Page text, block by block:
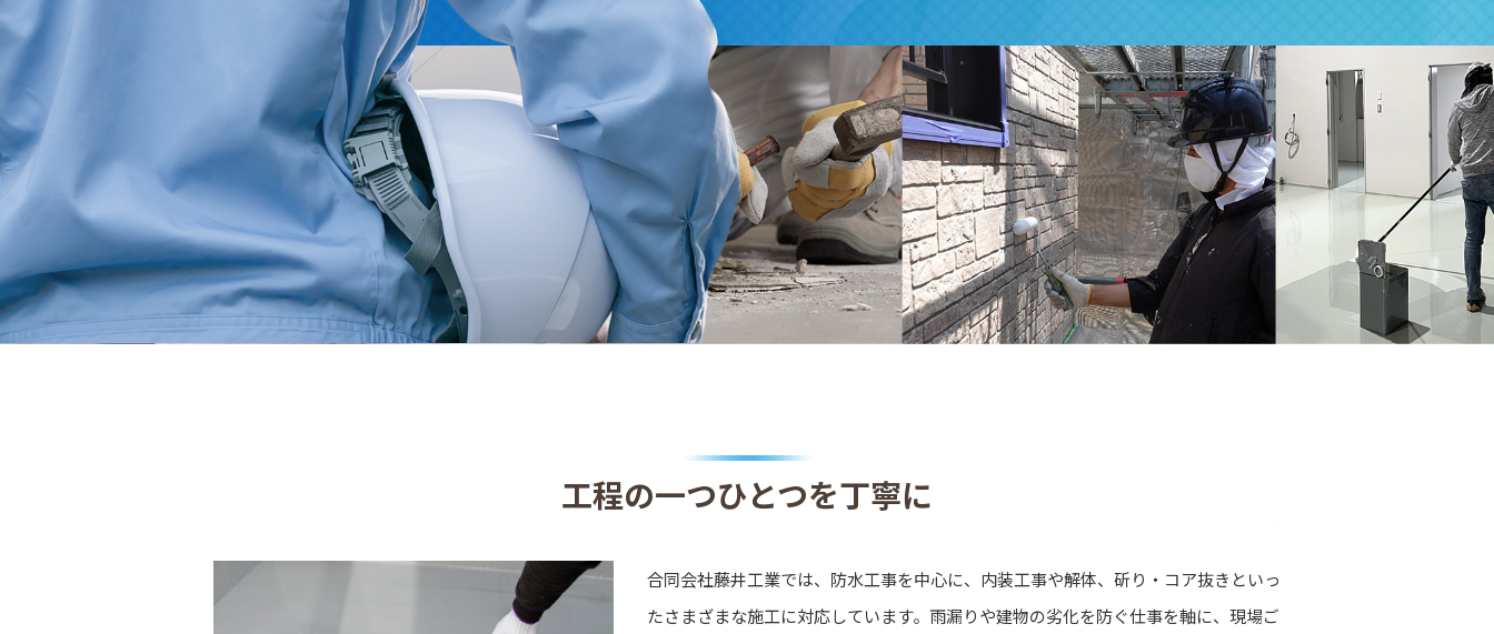
工程の一つひとつを丁寧に
合同会社藤井工業では、防水工事を中心に、内装工事や解体、斫り・コア抜きといっ
たさまざまな施工に対応しています。雨漏りや建物の劣化を防ぐ仕事を軸に、現場ご